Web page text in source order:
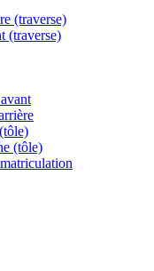
(traverse)
(traverse)
(tôle)